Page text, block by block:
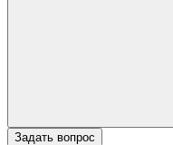
Задать вопрос